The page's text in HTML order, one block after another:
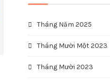
Tháng Năm 2025
Tháng Mười Một 2023
Tháng Mười 2023